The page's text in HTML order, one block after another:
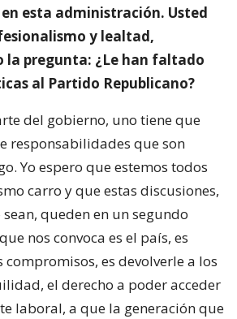
esta administración. Usted
y lealtad,
la pregunta: ¿Le han faltado
al Partido Republicano?
del gobierno, uno tiene que
responsabilidades que son
Yo espero que estemos todos
carro y que estas discusiones,
queden en un segundo
nos convoca es el país, es
compromisos, es devolverle a los
el derecho a poder acceder
laboral, a que la generación que